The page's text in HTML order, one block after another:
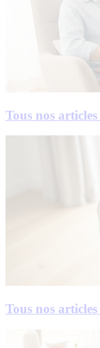
Tous nos articles
Tous nos articles